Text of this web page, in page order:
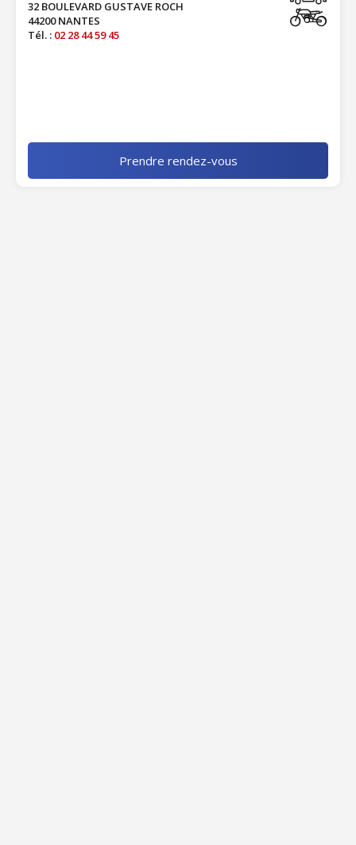
32 BOULEVARD GUSTAVE ROCH
44200 NANTES
Tél. : 02 28 44 59 45
Prendre rendez-vous